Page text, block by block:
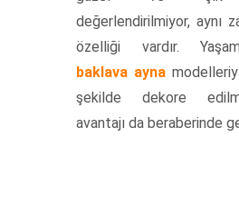
değerlendirilmiyor, aynı
özelliği vardır.
baklava ayna
şekilde dekore
avantajı da beraberinde